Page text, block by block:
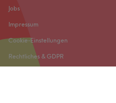
Jobs
Impressum
Cookie-Einstellungen
Rechtliches & GDPR